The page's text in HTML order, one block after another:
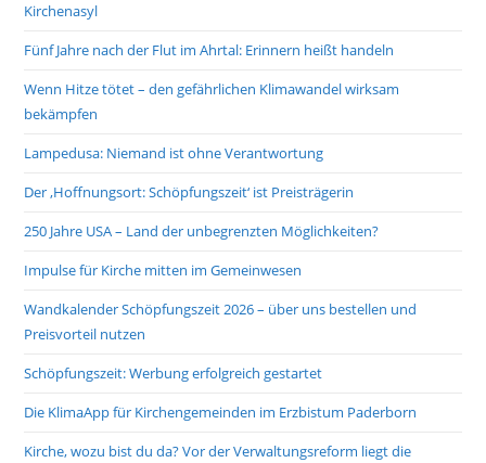
Kirchenasyl
Fünf Jahre nach der Flut im Ahrtal: Erinnern heißt handeln
Wenn Hitze tötet – den gefährlichen Klimawandel wirksam
bekämpfen
Lampedusa: Niemand ist ohne Verantwortung
Der ‚Hoffnungsort: Schöpfungszeit‘ ist Preisträgerin
250 Jahre USA – Land der unbegrenzten Möglichkeiten?
Impulse für Kirche mitten im Gemeinwesen
Wandkalender Schöpfungszeit 2026 – über uns bestellen und
Preisvorteil nutzen
Schöpfungszeit: Werbung erfolgreich gestartet
Die KlimaApp für Kirchengemeinden im Erzbistum Paderborn
Kirche, wozu bist du da? Vor der Verwaltungsreform liegt die